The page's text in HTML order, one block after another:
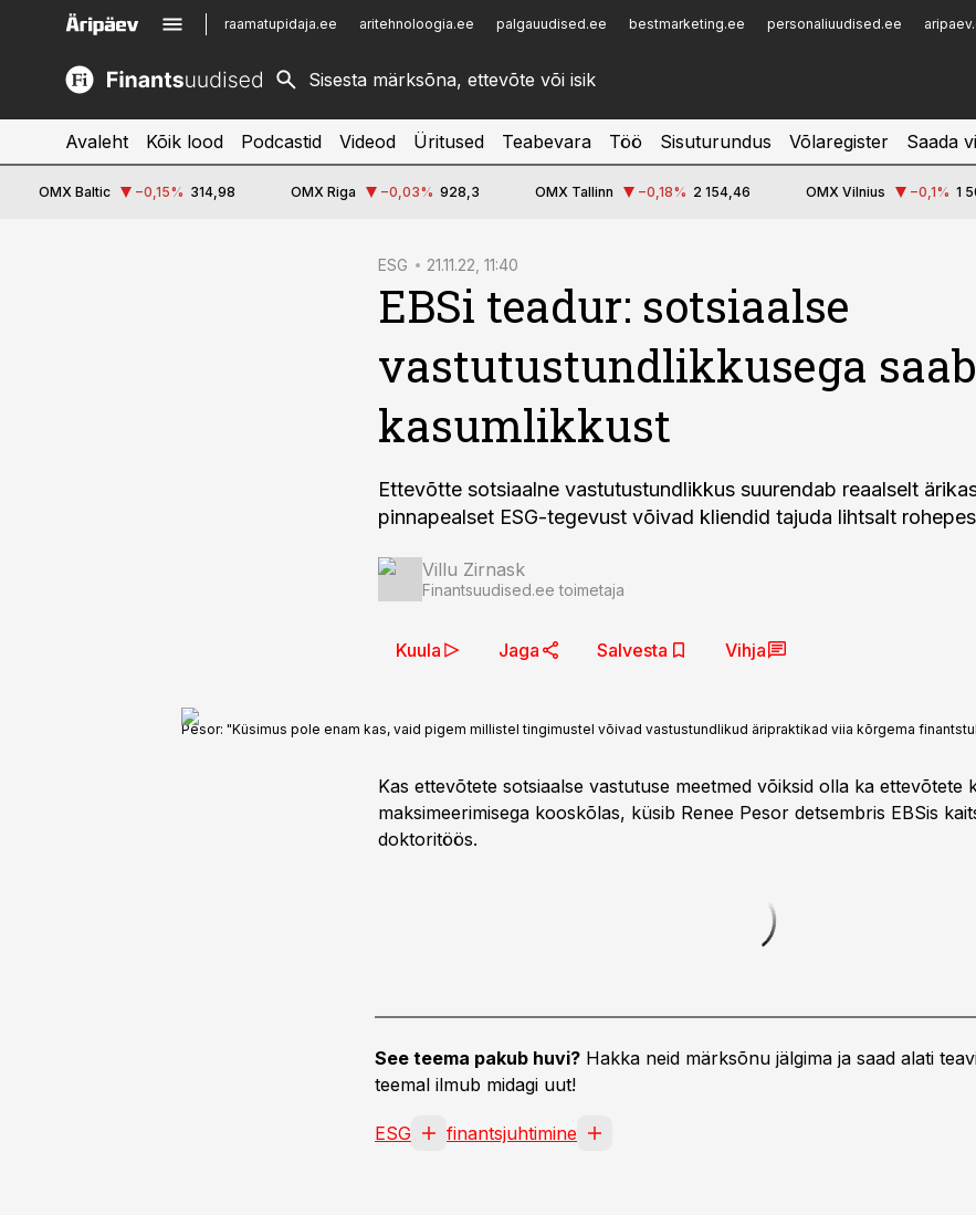
raamatupidaja.ee aritehnoloogia.ee palgauudised.ee bestmarketing.ee personaliuudised.ee
kinnisvarauudised.ee
logistikauudised.ee
imelineajalugu.ee
Infopank
Avaleht Kõik lood Podcastid Videod Üritused Teabevara Töö Sisuturundus Võlaregister Saada
OMX Baltic −0,15% 314,98 OMX Riga −0,03% 928,3 OMX Tallinn −0,18% 2 154,46 OMX Vilnius −0,1% 1
ESG 21.11.22, 11:40
EBSi teadur: sotsiaalse
vastutustundlikkusega
kasumlikkust
Ettevõtte sotsiaalne vastutustundlikkus suurendab reaalselt
pinnapealset ESG-tegevust võivad kliendid tajuda lihtsalt
Villu Zirnask
Finantsuudised.ee toimetaja
Kuula Jaga Salvesta Vihja
Pesor: "Küsimus pole enam kas, vaid pigem millistel tingimustel võivad vastustundlikud äripraktikad viia kõrgema
Kas ettevõtete sotsiaalse vastutuse meetmed võiksid olla ka ettevõtete
maksimeerimisega kooskõlas, küsib Renee Pesor detsembris EBSis
doktoritöös.
See teema pakub huvi? Hakka neid märksõnu jälgima ja saad alati
teemal ilmub midagi uut!
ESG finantsjuhtimine